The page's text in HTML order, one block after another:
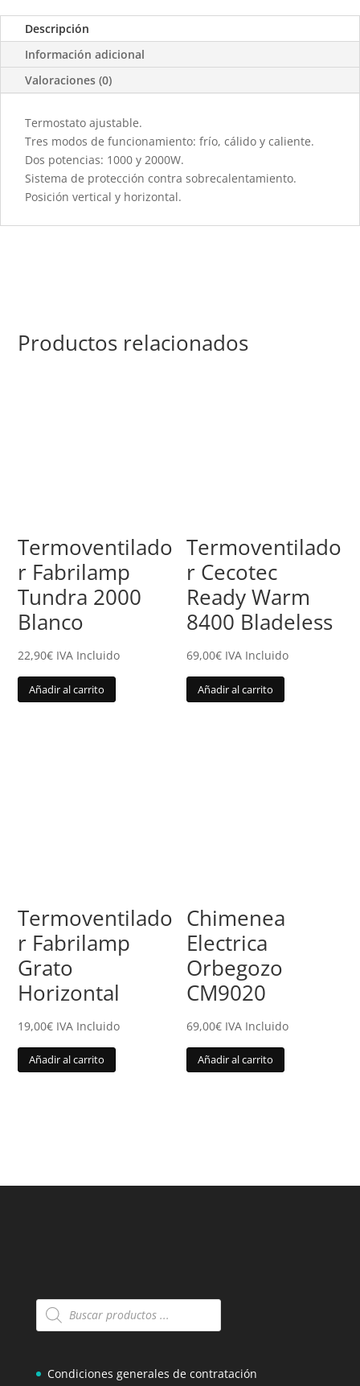
Descripción
Información adicional
Valoraciones (0)
Termostato ajustable.
Tres modos de funcionamiento: frío, cálido y caliente.
Dos potencias: 1000 y 2000W.
Sistema de protección contra sobrecalentamiento.
Posición vertical y horizontal.
Productos relacionados
Termoventilado
r Fabrilamp
Tundra 2000
Blanco
22,90€ IVA Incluido
Añadir al carrito
Termoventilado
r Cecotec
Ready Warm
8400 Bladeless
69,00€ IVA Incluido
Añadir al carrito
Termoventilado
r Fabrilamp
Grato
Horizontal
19,00€ IVA Incluido
Añadir al carrito
Chimenea
Electrica
Orbegozo
CM9020
69,00€ IVA Incluido
Añadir al carrito
Búsqueda
de
Condiciones generales de contratación